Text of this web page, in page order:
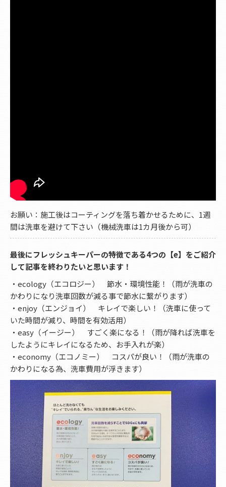
お願い：施工後はコーティングを落ち着かせるために、1週
間は洗車を避けて下さい（機械洗車は1カ月後から可）
最後にフレッシュキーパーの特徴である4つの【e】をご紹介
して記事を終わりたいと思います！
・ecology（エコロジー） 節水・環境性能！（雨が洗車の
かわりになり洗車回数が減る事で節水に繋がります）
・enjoy（エンジョイ） キレイで楽しい！（洗車に使って
いた時間が減り、時間を有効活用）
・easy（イージー） すごく楽になる！（雨が降れば洗車を
したようにキレイになるため、お手入れが楽）
・economy（エコノミー） コスパが良い！（雨が洗車の
かわりになる為、洗車費用が浮きます）